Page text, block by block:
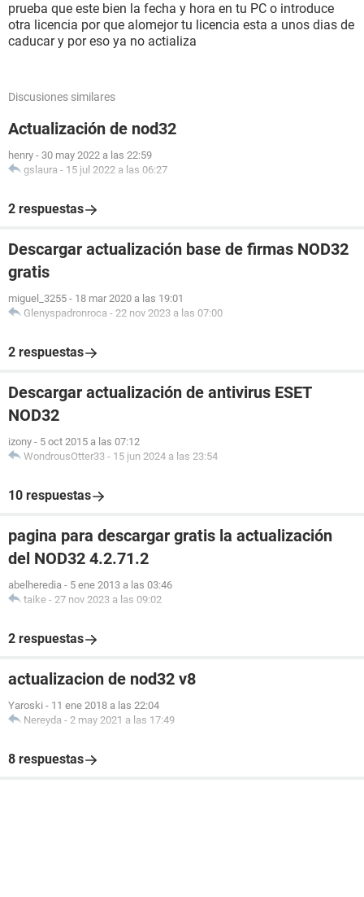
prueba que este bien la fecha y hora en tu PC o introduce
otra licencia por que alomejor tu licencia esta a unos dias de
caducar y por eso ya no actializa
Discusiones similares
Actualización de nod32
henry - 30 may 2022 a las 22:59
gslaura - 15 jul 2022 a las 06:27
2 respuestas
Descargar actualización base de firmas NOD32
gratis
miguel_3255 - 18 mar 2020 a las 19:01
Glenyspadronroca - 22 nov 2023 a las 07:00
2 respuestas
Descargar actualización de antivirus ESET
NOD32
izony - 5 oct 2015 a las 07:12
WondrousOtter33 - 15 jun 2024 a las 23:54
10 respuestas
pagina para descargar gratis la actualización
del NOD32 4.2.71.2
abelheredia - 5 ene 2013 a las 03:46
taike - 27 nov 2023 a las 09:02
2 respuestas
actualizacion de nod32 v8
Yaroski - 11 ene 2018 a las 22:04
Nereyda - 2 may 2021 a las 17:49
8 respuestas